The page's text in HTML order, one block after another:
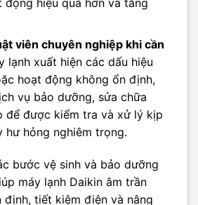
viên chuyên nghiệp khi cần
lạnh xuất hiện các dấu hiệu
hoạt động không ổn định,
vụ bảo dưỡng, sửa chữa
để được kiểm tra và xử lý kịp
hư hỏng nghiêm trọng.
bước vệ sinh và bảo dưỡng
máy lạnh Daikin âm trần
định, tiết kiệm điện và nâng